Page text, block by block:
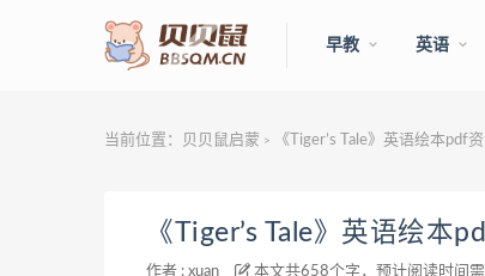
早教 英语
当前位置： 贝贝鼠启蒙 > 《Tiger’s Tale》英语绘本pdf
《Tiger’s Tale》英语绘本
作者 : xuan 本文共658个字，预计阅读时间